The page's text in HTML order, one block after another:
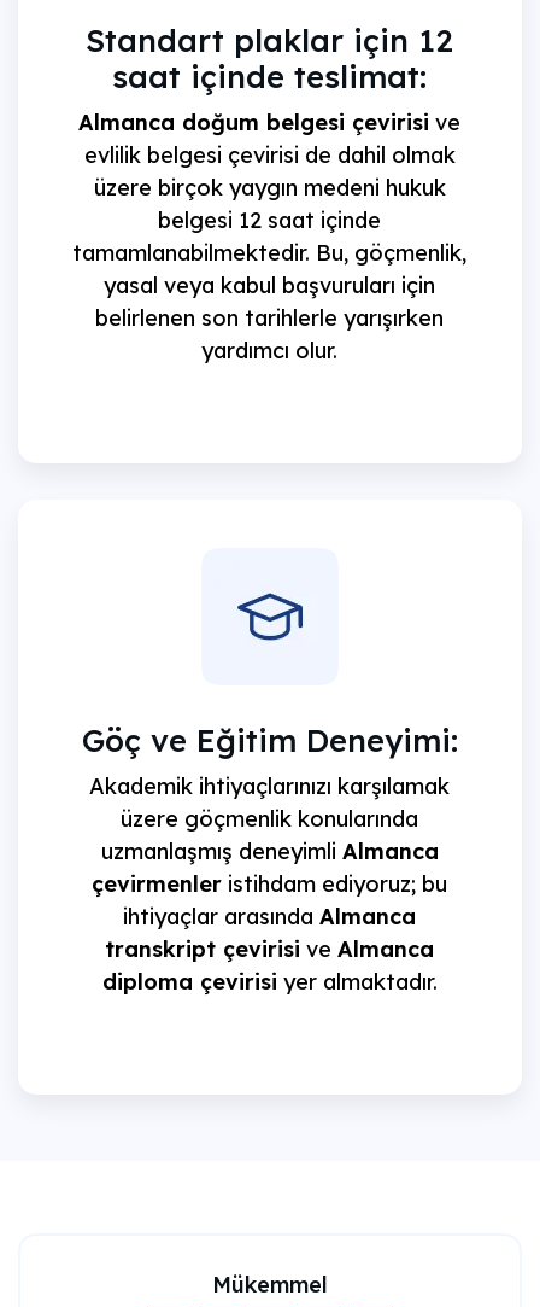
Standart plaklar için 12
saat içinde teslimat:
Almanca doğum belgesi çevirisi ve
evlilik belgesi çevirisi de dahil olmak
üzere birçok yaygın medeni hukuk
belgesi 12 saat içinde
tamamlanabilmektedir. Bu, göçmenlik,
yasal veya kabul başvuruları için
belirlenen son tarihlerle yarışırken
yardımcı olur.
Göç ve Eğitim Deneyimi:
Akademik ihtiyaçlarınızı karşılamak
üzere göçmenlik konularında
uzmanlaşmış deneyimli Almanca
çevirmenler istihdam ediyoruz; bu
ihtiyaçlar arasında Almanca
transkript çevirisi ve Almanca
diploma çevirisi yer almaktadır.
Mükemmel